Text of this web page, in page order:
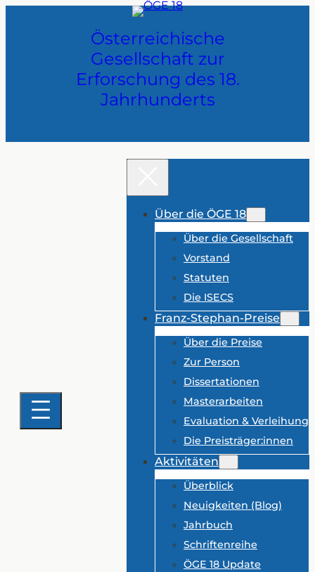
Österreichische
Gesellschaft zur
Erforschung des 18.
Jahrhunderts
Über die ÖGE 18
Über die Gesellschaft
Vorstand
Statuten
Die ISECS
Franz-Stephan-Preise
Über die Preise
Zur Person
Dissertationen
Masterarbeiten
Evaluation & Verleihung
Die Preisträger:innen
Aktivitäten
Überblick
Neuigkeiten (Blog)
Jahrbuch
Schriftenreihe
ÖGE 18 Update